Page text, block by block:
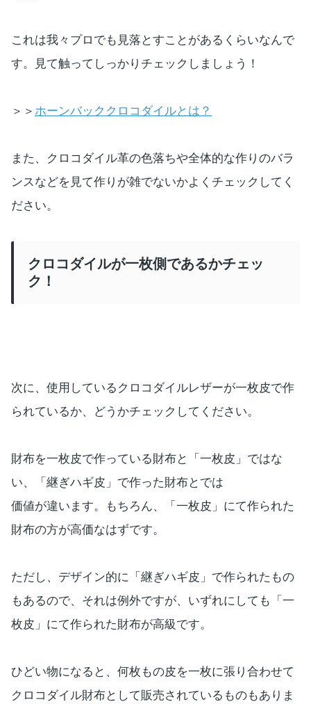
これは我々プロでも見落とすことがあるくらいなんで
す。見て触ってしっかりチェックしましょう！
＞＞ ホーンバッククロコダイルとは？
また、クロコダイル革の色落ちや全体的な作りのバラ
ンスなどを見て作りが雑でないかよくチェックしてく
ださい。
クロコダイルが一枚側であるかチェッ
ク！
次に、使用しているクロコダイルレザーが一枚皮で作
られているか、どうかチェックしてください。
財布を一枚皮で作っている財布と「一枚皮」ではな
い、「継ぎハギ皮」で作った財布とでは
価値が違います。もちろん、「一枚皮」にて作られた
財布の方が高価なはずです。
ただし、デザイン的に「継ぎハギ皮」で作られたもの
もあるので、それは例外ですが、いずれにしても「一
枚皮」にて作られた財布が高級です。
ひどい物になると、何枚もの皮を一枚に張り合わせて
クロコダイル財布として販売されているものもありま